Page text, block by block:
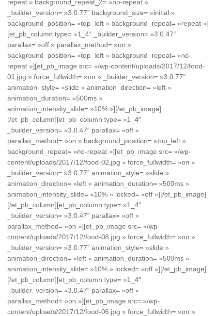
repeat » background_repeat_2= »no-repeat »
_builder_version= »3.0.77″ background_size= »initial »
background_position= »top_left » background_repeat= »repeat »]
[et_pb_column type= »1_4″ _builder_version= »3.0.47″
parallax= »off » parallax_method= »on »
background_position= »top_left » background_repeat= »no-
repeat »][et_pb_image src= »/wp-content/uploads/2017/12/food-
01.jpg » force_fullwidth= »on » _builder_version= »3.0.77″
animation_style= »slide » animation_direction= »left »
animation_duration= »500ms »
animation_intensity_slide= »10% »][/et_pb_image]
[/et_pb_column][et_pb_column type= »1_4″
_builder_version= »3.0.47″ parallax= »off »
parallax_method= »on » background_position= »top_left »
background_repeat= »no-repeat »][et_pb_image src= »/wp-
content/uploads/2017/12/food-02.jpg » force_fullwidth= »on »
_builder_version= »3.0.77″ animation_style= »slide »
animation_direction= »left » animation_duration= »500ms »
animation_intensity_slide= »10% » locked= »off »][/et_pb_image]
[/et_pb_column][et_pb_column type= »1_4″
_builder_version= »3.0.47″ parallax= »off »
parallax_method= »on »][et_pb_image src= »/wp-
content/uploads/2017/12/food-08.jpg » force_fullwidth= »on »
_builder_version= »3.0.77″ animation_style= »slide »
animation_direction= »left » animation_duration= »500ms »
animation_intensity_slide= »10% » locked= »off »][/et_pb_image]
[/et_pb_column][et_pb_column type= »1_4″
_builder_version= »3.0.47″ parallax= »off »
parallax_method= »on »][et_pb_image src= »/wp-
content/uploads/2017/12/food-06.jpg » force_fullwidth= »on »